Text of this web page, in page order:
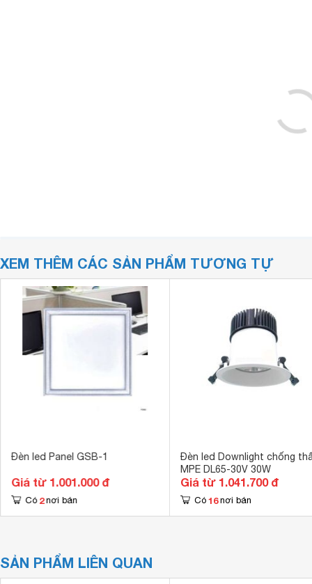
XEM THÊM CÁC SẢN PHẨM TƯƠNG TỰ
Đèn led Panel GSB-1
Giá từ 1.001.000 đ
Có 2 nơi bán
Đèn led Downlight chống
MPE DL65-30V 30W
Giá từ 1.041.700 đ
Có 16 nơi bán
SẢN PHẨM LIÊN QUAN